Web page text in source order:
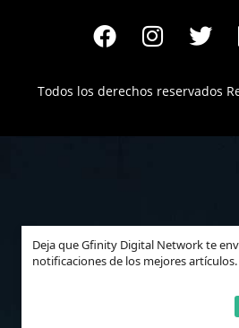
Deja que Gfinity Digital Network te
notificaciones de los mejores artículos.
Todos los derechos reservados